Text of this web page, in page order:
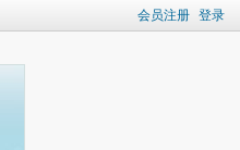
会员注册 登录